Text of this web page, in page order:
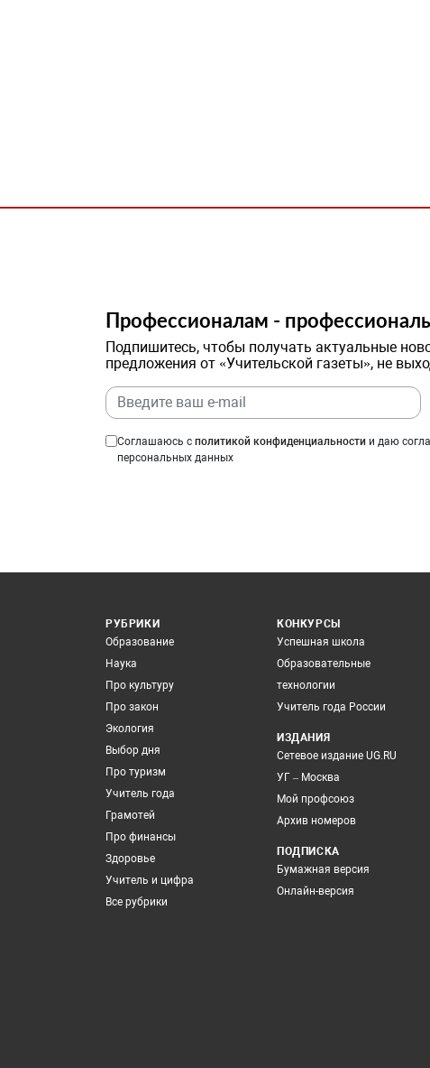
Профессионалам -
Подпишитесь, чтобы получать актуальные
предложения от «Учительской газеты», не
Соглашаюсь с политикой конфиденциальности и даю
персональных данных
РУБРИКИ
Образование
Наука
Про культуру
Про закон
Экология
Выбор дня
Про туризм
Учитель года
Грамотей
Про финансы
Здоровье
Учитель и цифра
Все рубрики
КОНКУРСЫ
Успешная школа
Образовательные
технологии
Учитель года России
ИЗДАНИЯ
Сетевое издание UG.RU
УГ – Москва
Мой профсоюз
Архив номеров
ПОДПИСКА
Бумажная версия
Онлайн-версия